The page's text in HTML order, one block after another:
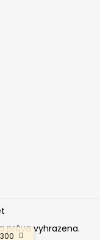
práva vyhrazena.